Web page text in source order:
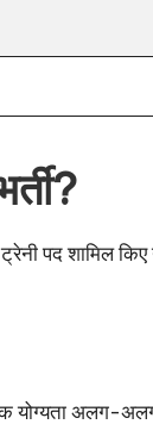
ट्रेनी पद शामिल
योग्यता अलग-